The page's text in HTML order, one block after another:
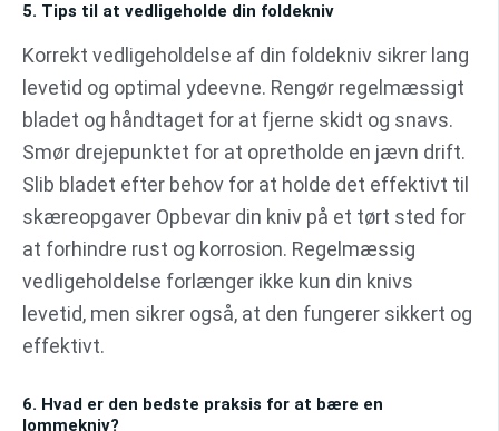
5. Tips til at vedligeholde din foldekniv
Korrekt vedligeholdelse af din foldekniv sikrer lang
levetid og optimal ydeevne. Rengør regelmæssigt
bladet og håndtaget for at fjerne skidt og snavs.
Smør drejepunktet for at opretholde en jævn drift.
Slib bladet efter behov for at holde det effektivt til
skæreopgaver Opbevar din kniv på et tørt sted for
at forhindre rust og korrosion. Regelmæssig
vedligeholdelse forlænger ikke kun din knivs
levetid, men sikrer også, at den fungerer sikkert og
effektivt.
6. Hvad er den bedste praksis for at bære en
lommekniv?